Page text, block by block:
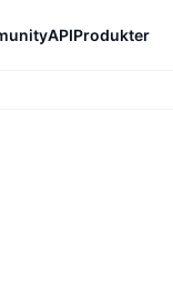
APIProdukter